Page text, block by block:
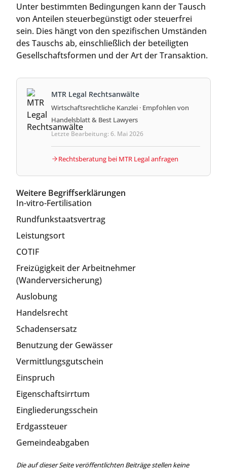
Unter bestimmten Bedingungen kann der Tausch
von Anteilen steuerbegünstigt oder steuerfrei
sein. Dies hängt von den spezifischen Umständen
des Tauschs ab, einschließlich der beteiligten
Gesellschaftsformen und der Art der Transaktion.
MTR Legal Rechtsanwälte
Wirtschaftsrechtliche Kanzlei · Empfohlen von
Handelsblatt & Best Lawyers
Letzte Bearbeitung: 6. Mai 2026
Rechtsberatung bei MTR Legal anfragen
Weitere Begriffserklärungen
In-vitro-Fertilisation
Rundfunkstaatsvertrag
Leistungsort
COTIF
Freizügigkeit der Arbeitnehmer
(Wanderversicherung)
Auslobung
Handelsrecht
Schadensersatz
Benutzung der Gewässer
Vermittlungsgutschein
Einspruch
Eigenschaftsirrtum
Eingliederungsschein
Erdgassteuer
Gemeindeabgaben
Die auf dieser Seite veröffentlichten Beiträge stellen keine